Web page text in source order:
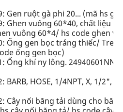
Gen ruột gà phi 20... (mã hs
Ghen vuông 60*40, chất liệu
vuông 60*4/ hs code ghen
Ống gen bọc tráng thiếc/
ống gen bọc)
Ống khí ny lông.
BARB, HOSE, 1/4NPT, X, 1/2",
Cây nối băng tải dùng cho